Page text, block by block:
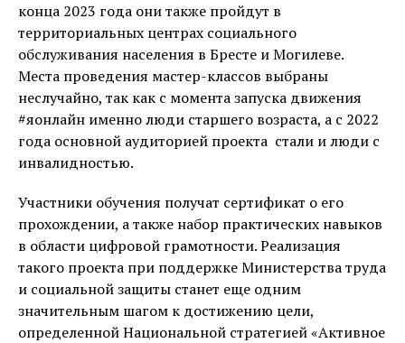
конца 2023 года они также пройдут в
территориальных центрах социального
обслуживания населения в Бресте и Могилеве.
Места проведения мастер-классов выбраны
неслучайно, так как с момента запуска движения
#яонлайн именно люди старшего возраста, а с 2022
года основной аудиторией проекта стали и люди с
инвалидностью.
Участники обучения получат сертификат о его
прохождении, а также набор практических навыков
в области цифровой грамотности. Реализация
такого проекта при поддержке Министерства труда
и социальной защиты станет еще одним
значительным шагом к достижению цели,
определенной Национальной стратегией «Активное